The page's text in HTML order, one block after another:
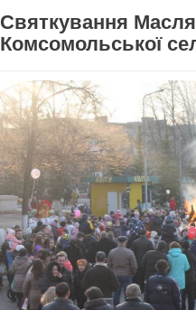
Святкування
Комсомольської